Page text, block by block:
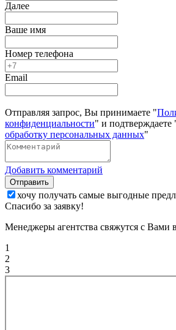
Далее
Ваше имя
Номер телефона
Email
Отправляя запрос, Вы принимаете "
конфиденциальности" и подтверждаете
обработку персональных данных"
Добавить комментарий
Отправить
хочу получать самые выгодные
Спасибо за заявку!
Менеджеры агентства свяжутся с Вами
1
2
3